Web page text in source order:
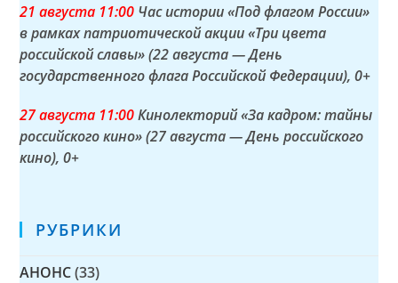
21 августа 11:00 Час истории «Под флагом России»
в рамках патриотической акции «Три цвета
российской славы» (22 августа — День
государственного флага Российской Федерации), 0+
27 августа 11:00Кинолекторий «За кадром: тайны
российского кино» (27 августа — День российского
кино), 0+
РУБРИКИ
АНОНС (33)